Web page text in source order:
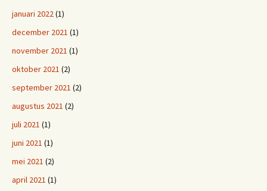
januari 2022(1)
december 2021 (1)
november 2021 (1)
oktober 2021 (2)
september 2021 (2)
augustus 2021 (2)
juli 2021 (1)
juni 2021 (1)
mei 2021 (2)
april 2021 (1)